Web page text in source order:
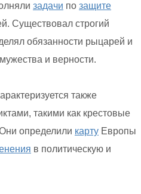
задачи по защите
Существовал строгий
обязанности рыцарей и
и верности.
также
такими как крестовые
определили карту Европы
в политическую и